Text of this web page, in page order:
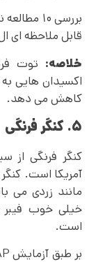
بررسی
قابل ملاحظه ‌ای
خلاصه: توت
اکسیدان هایی
کاهش می دهد.
۵. کنگر فرنگی
کنگر فرنگی از
آمریکا است.
مانند زردی می
خیلی خوب فیبر
است.